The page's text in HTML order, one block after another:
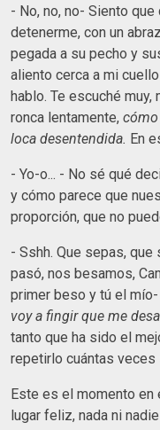
- No, no, no- Siento
detenerme, con un
pegada a su pecho y
aliento cerca a mi
hablo. Te escuché
ronca lentamente, cómo
loca desentendida. En
- Yo-o... - No sé qué
y cómo parece que
proporción, que no
- Sshh. Que sepas,
pasó, nos besamos,
primer beso y tú el mío-
voy a fingir que me
tanto que ha sido el
repetirlo cuántas veces
Este es el momento en
lugar feliz, nada ni